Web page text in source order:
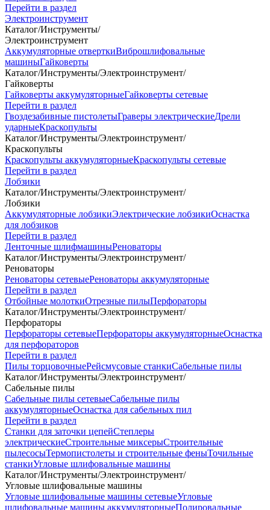
Перейти в раздел
Электроинструмент
Каталог/Инструменты/
Электроинструмент
Аккумуляторные отверткиВиброшлифовальные
машиныГайковерты
Каталог/Инструменты/Электроинструмент/
Гайковерты
Гайковерты аккумуляторныеГайковерты сетевые
Перейти в раздел
Гвоздезабивные пистолетыГраверы электрическиеДрели
ударныеКраскопульты
Каталог/Инструменты/Электроинструмент/
Краскопульты
Краскопульты аккумуляторныеКраскопульты сетевые
Перейти в раздел
Лобзики
Каталог/Инструменты/Электроинструмент/
Лобзики
Аккумуляторные лобзикиЭлектрические лобзикиОснастка
для лобзиков
Перейти в раздел
Ленточные шлифмашиныРеноваторы
Каталог/Инструменты/Электроинструмент/
Реноваторы
Реноваторы сетевыеРеноваторы аккумуляторные
Перейти в раздел
Отбойные молоткиОтрезные пилыПерфораторы
Каталог/Инструменты/Электроинструмент/
Перфораторы
Перфораторы сетевыеПерфораторы аккумуляторныеОснастка
для перфораторов
Перейти в раздел
Пилы торцовочныеРейсмусовые станкиСабельные пилы
Каталог/Инструменты/Электроинструмент/
Сабельные пилы
Сабельные пилы сетевыеСабельные пилы
аккумуляторныеОснастка для сабельных пил
Перейти в раздел
Станки для заточки цепейСтеплеры
электрическиеСтроительные миксерыСтроительные
пылесосыТермопистолеты и строительные феныТочильные
станкиУгловые шлифовальные машины
Каталог/Инструменты/Электроинструмент/
Угловые шлифовальные машины
Угловые шлифовальные машины сетевыеУгловые
шлифовальные машины аккумуляторныеПолировальные